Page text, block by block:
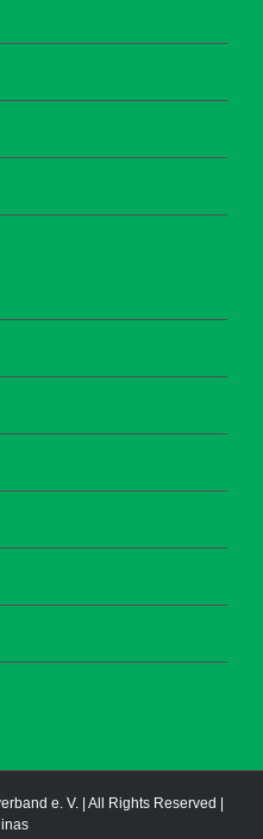
e. V. | All Rights Reserved |